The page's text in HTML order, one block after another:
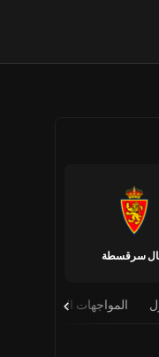
سرقسطة
المواجهات المباشرة